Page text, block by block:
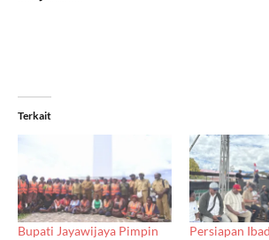
Terkait
Bupati Jayawijaya Pimpin
Persiapan